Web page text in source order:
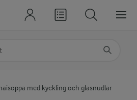
med kyckling och glasnudlar